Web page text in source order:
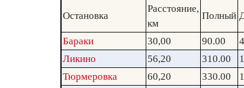
Остановка
Расстояние,
км
Полный
Бараки
30,00 90.00
Ликино
56,20 310.00
Тюрмеровка
60,20 330.00